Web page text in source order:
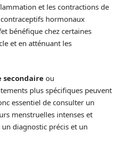
et les contractions de
hormonaux
bénéfique chez certaines
et en atténuant les
secondaire ou
plus spécifiques peuvent
essentiel de consulter un
menstruelles intenses et
diagnostic précis et un